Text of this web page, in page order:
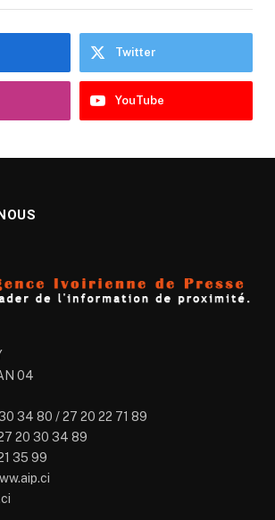
Twitter
YouTube
04
34 80 / 27 20 22 71 89
20 30 34 89
35 99